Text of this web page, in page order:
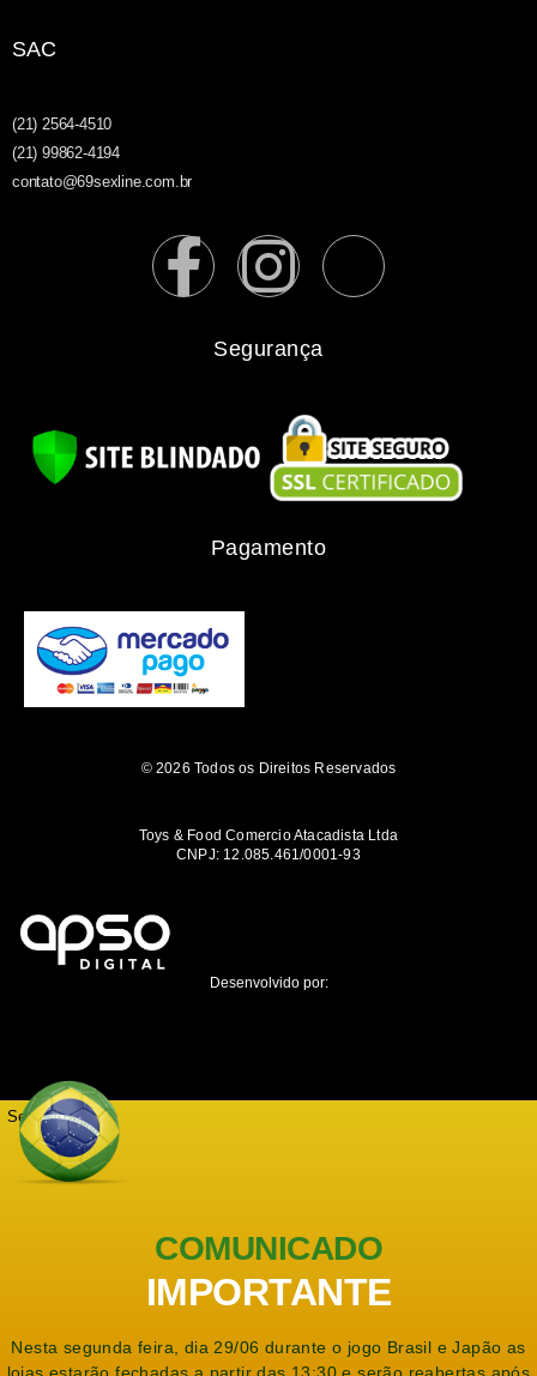
SAC
(21) 2564-4510
(21) 99862-4194
contato@69sexline.com.br
Segurança
Pagamento
© 2026 Todos os Direitos Reservados
Toys & Food Comercio Atacadista Ltda
CNPJ: 12.085.461/0001-93
Desenvolvido por:
Seja notificado
COMUNICADO
IMPORTANTE
Nesta segunda feira, dia 29/06 durante o jogo Brasil e Japão as
lojas estarão fechadas a partir das 13:30 e serão reabertas após